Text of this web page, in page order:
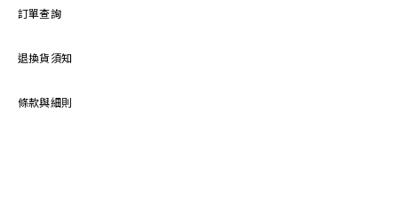
訂單查詢
退換貨須知
條款與細則